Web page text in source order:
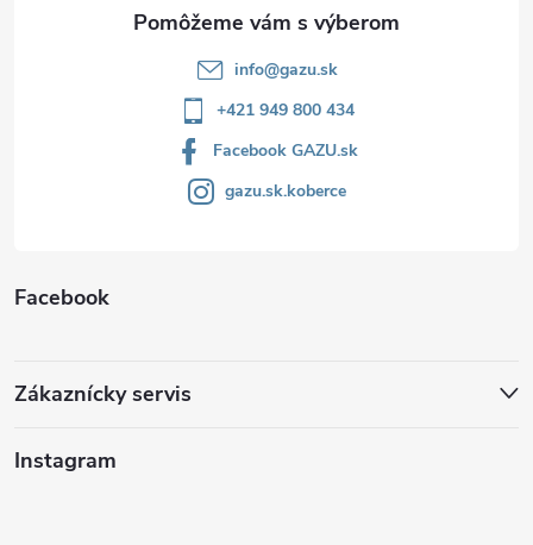
info@gazu.sk
+421 949 800 434
Facebook GAZU.sk
gazu.sk.koberce
Facebook
Zákaznícky servis
Instagram